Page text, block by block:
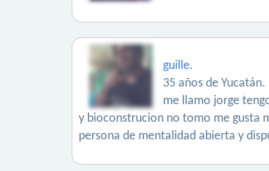
guille.
35 años de Yucatán.
me llamo jorge
y bioconstrucion no tomo me gusta
persona de mentalidad abierta y